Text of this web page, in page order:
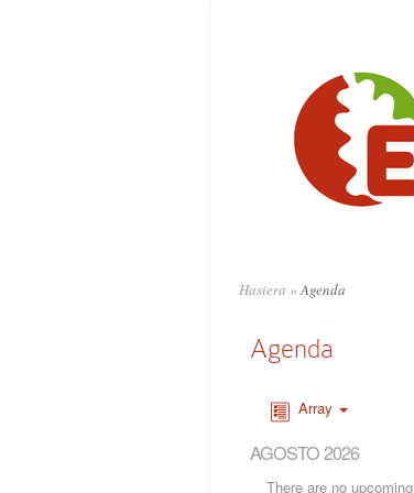
Hasiera »Agenda
Agenda
Array
AGOSTO 2026
There are no